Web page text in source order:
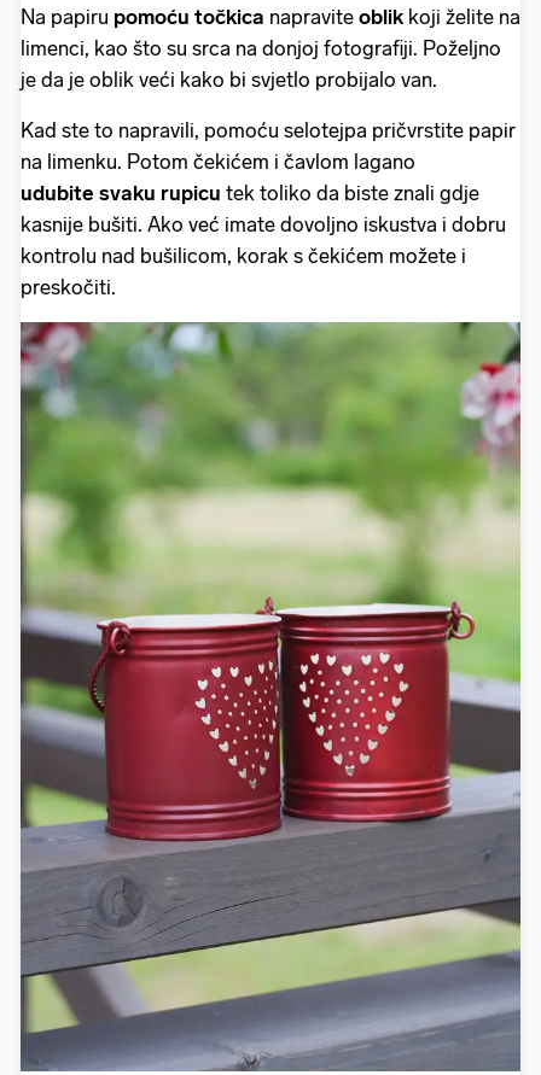
Na papiru pomoću točkica napravite oblik koji želite na
limenci, kao što su srca na donjoj fotografiji. Poželjno
je da je oblik veći kako bi svjetlo probijalo van.
Kad ste to napravili, pomoću selotejpa pričvrstite papir
na limenku. Potom čekićem i čavlom lagano
udubite svaku rupicu tek toliko da biste znali gdje
kasnije bušiti. Ako već imate dovoljno iskustva i dobru
kontrolu nad bušilicom, korak s čekićem možete i
preskočiti.